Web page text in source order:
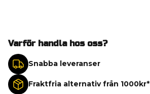
Varför handla hos oss?
Snabba leveranser
Fraktfria alternativ från 1000kr*